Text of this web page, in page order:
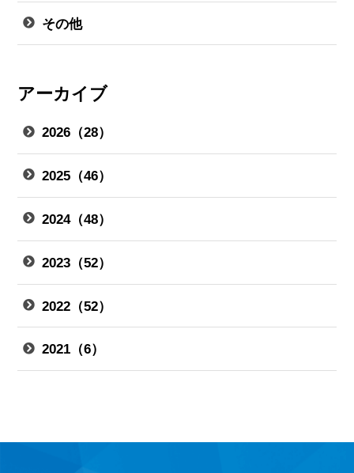
その他
アーカイブ
2026（28）
2025（46）
2024（48）
2023（52）
2022（52）
2021（6）